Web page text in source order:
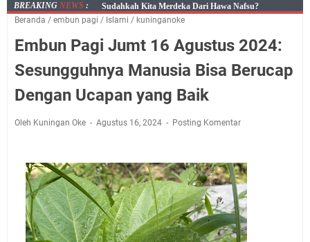
BREAKING NEWS :
Info Sembako di Pasar Kepuh Kuningan Kamis 6
Agustus 2026, Daging Naik, Telur Turun
Agenda Kegiatan Bupati Kuningan Kamis 6 Agustus
Kamis 6 Agustus 2026 Mobil Samling Ada di Alun-alun
Luragung, Ini Persyaratan dan Besaran Biayanya
Agustus 2026 Ada di Empat Titik
Keterlambatan Berarti Kegagalan
Setiap Noda Ada Pembersihnya, Salat Bisa Menjadi
Pembersih Dosa Kita, Ini Jadwal Salat Wilayah
Kuningan Kamis 6 Agustus 2026
Agenda Kegiatan Bupati, Wabup dan Sekda Kuningan
Beranda / embun pagi / Islami / kuninganoke
Embun Pagi Jumt 16 Agustus 2024:
Sesungguhnya Manusia Bisa Berucap
Dengan Ucapan yang Baik
Oleh Kuningan Oke Agustus 16, 2024 Posting Komentar